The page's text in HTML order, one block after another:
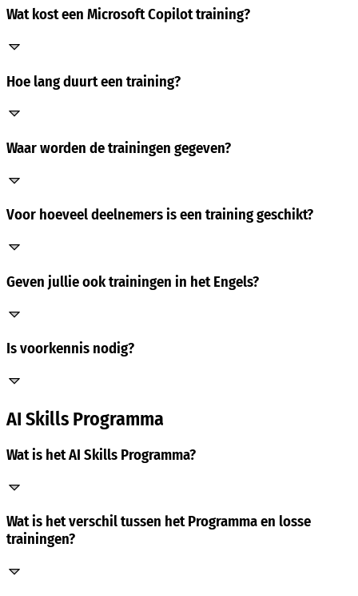
Wat kost een Microsoft Copilot training?
Hoe lang duurt een training?
Waar worden de trainingen gegeven?
Voor hoeveel deelnemers is een training geschikt?
Geven jullie ook trainingen in het Engels?
Is voorkennis nodig?
AI Skills Programma
Wat is het AI Skills Programma?
Wat is het verschil tussen het Programma en losse
trainingen?